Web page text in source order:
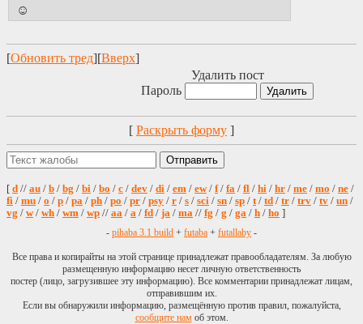
>>168179
инфа-100!
Анимэ вместо русни!!!
>>168438
>В любом случае тонут не
людямили альтрайт-лахте
недостаток тестостерона
Ты, очевидно>>168309, не
сдача.
>>168308
Пынюи КО
БАЗА
>>168297
>пока из мирового
Чем актуален? Вроде-же
колбасы на шило...; на наши
☺
[Обновить тред][Вверх]
Удалить пост
Пароль
[ Раскрыть форму ]
[ d // au / b / bg / bi / bo / c / dev / di / em / ew/ f/ fa / fl / hi / hr / me / mo / ne /
fi / mu / o / p / pa / ph / po / pr / psy / r / s / sci / sn / sp / t/ td / tr / trv / tv / un /
vg / w/ wh / wm / wp // aa / a / fd / ja / ma // fg / g / ga / h / ho ]
- pihaba 3.1 build + futaba + futallaby -
Все права и копирайты на этой странице принадлежат правообладателям. За любую
размещенную информацию несет личную ответственность
постер (лицо, загрузившее эту информацию). Все комментарии принадлежат лицам,
отправившим их.
Если вы обнаружили информацию, размещённую против правил, пожалуйста,
сообщите намоб этом.